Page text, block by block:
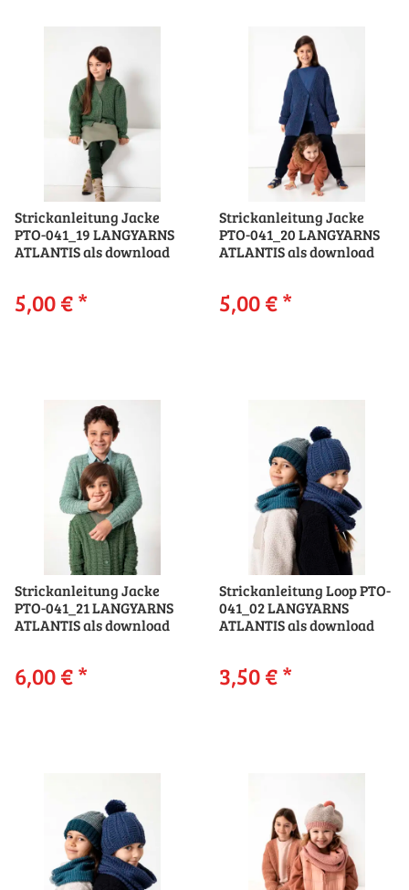
Strickanleitung Jacke
PTO-041_19 LANGYARNS
ATLANTIS als download
5,00 €*
Strickanleitung Jacke
PTO-041_20 LANGYARNS
ATLANTIS als download
5,00 €*
Strickanleitung Jacke
PTO-041_21 LANGYARNS
ATLANTIS als download
6,00 €*
Strickanleitung Loop PTO-
041_02 LANGYARNS
ATLANTIS als download
3,50 €*